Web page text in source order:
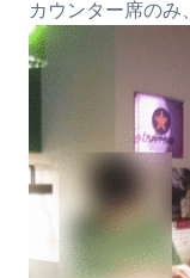
カウンター席のみ